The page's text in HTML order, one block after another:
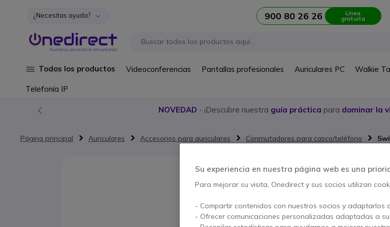
Ir al contenido
¿Necesitas ayuda? 900 80 26 26 Linea
gratuita
Todos los productos Videoconferencias Pantallas profesionales Auriculares PC Walkie
Telefonía IP
NOVEDAD - ¡Descubre nuestra guía práctica para dominar la
Página principal Auriculares Accesorios para auriculares Conmutadores para casco/teléfono
Ref. del
Su experiencia en nuestra página web es una
Para mejorar su visita, Onedirect y sus socios utilizan
- Compartir contenidos con nuestros socios y adaptarlos
- Ofrecer comunicaciones personalizadas adaptadas a